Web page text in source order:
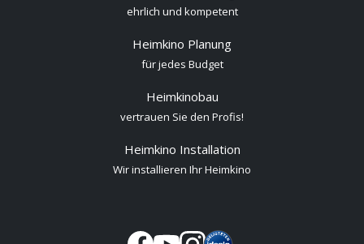
ehrlich und kompetent
Heimkino Planung
für jedes Budget
Heimkinobau
vertrauen Sie den Profis!
Heimkino Installation
Wir installieren Ihr Heimkino